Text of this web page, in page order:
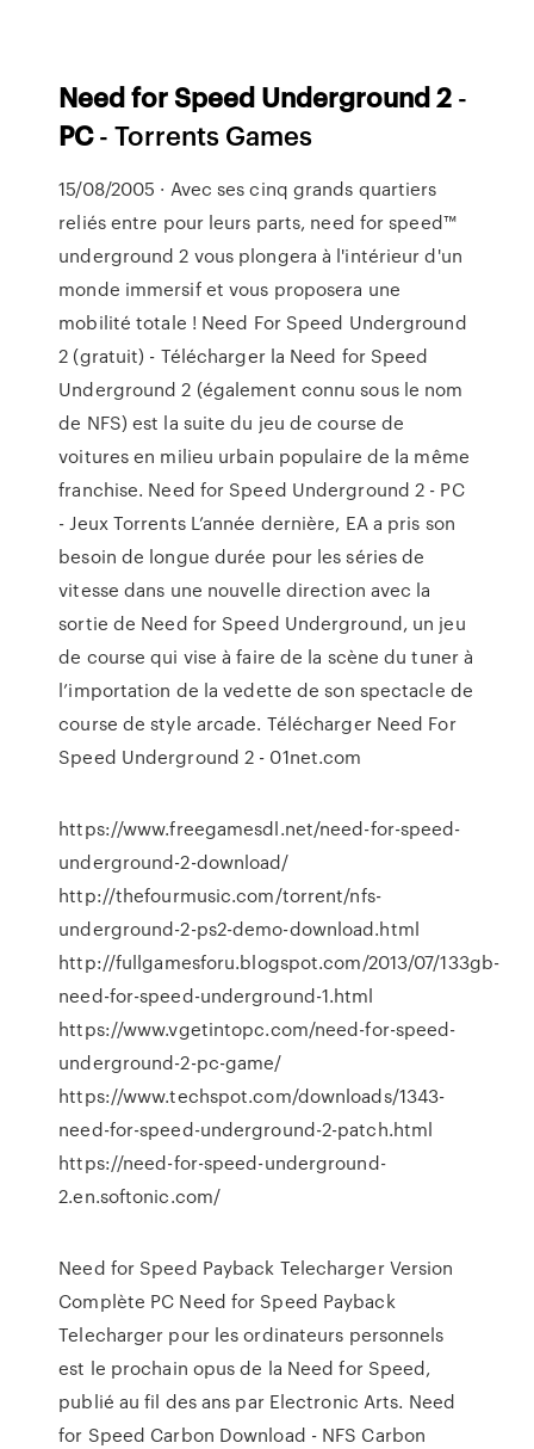
Needfor Speed Underground2 -
PC- Torrents Games
15/08/2005 · Avec ses cinq grands quartiers
reliés entre pour leurs parts, need for speed™
underground 2 vous plongera à l'intérieur d'un
monde immersif et vous proposera une
mobilité totale ! Need For Speed Underground
2 (gratuit) - Télécharger la Need for Speed
Underground 2 (également connu sous le nom
de NFS) est la suite du jeu de course de
voitures en milieu urbain populaire de la même
franchise. Need for Speed Underground 2 - PC
- Jeux Torrents L’année dernière, EA a pris son
besoin de longue durée pour les séries de
vitesse dans une nouvelle direction avec la
sortie de Need for Speed Underground, un jeu
de course qui vise à faire de la scène du tuner à
l’importation de la vedette de son spectacle de
course de style arcade. Télécharger Need For
Speed Underground 2 - 01net.com
https://www.freegamesdl.net/need-for-speed-
underground-2-download/
http://thefourmusic.com/torrent/nfs-
underground-2-ps2-demo-download.html
http://fullgamesforu.blogspot.com/2013/07/133gb-
need-for-speed-underground-1.html
https://www.vgetintopc.com/need-for-speed-
underground-2-pc-game/
https://www.techspot.com/downloads/1343-
need-for-speed-underground-2-patch.html
https://need-for-speed-underground-
2.en.softonic.com/
Need for Speed Payback Telecharger Version
Complète PC Need for Speed Payback
Telecharger pour les ordinateurs personnels
est le prochain opus de la Need for Speed,
publié au fil des ans par Electronic Arts. Need
for Speed Carbon Download - NFS Carbon